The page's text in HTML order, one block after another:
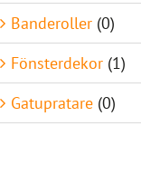
Banderoller (0)
Fönsterdekor (1)
Gatupratare (0)